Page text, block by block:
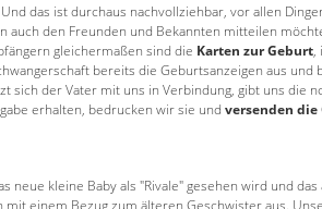
das ist durchaus nachvollziehbar, vor allen
den Freunden und Bekannten mitteilen
gleichermaßen sind die Karten zur Geburt,
bereits die Geburtsanzeigen aus
sich der Vater mit uns in Verbindung, gibt uns die
erhalten, bedrucken wir sie und versenden die
kleine Baby als "Rivale" gesehen wird und
einem Bezug zum älteren Geschwister aus.